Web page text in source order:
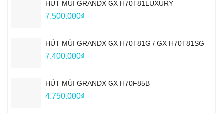
HÚT MÙI GRANDX GX H70T81LUXURY
7.500.000₫
HÚT MÙI GRANDX GX H70T81G / GX H70T81SG
7.400.000₫
HÚT MÙI GRANDX GX H70F85B
4.750.000₫